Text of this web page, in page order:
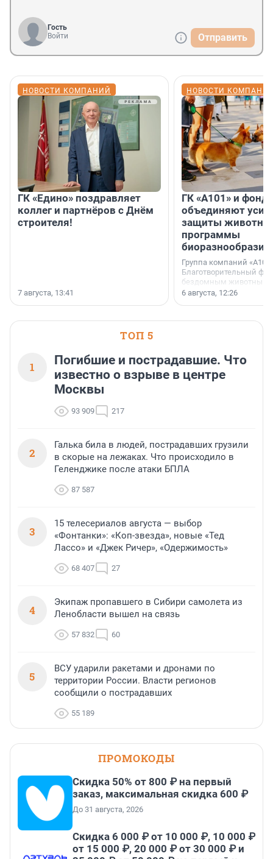
Гость
Войти
Отправить
НОВОСТИ КОМПАНИЙ
ГК «Едино» поздравляет
коллег и партнёров с Днём
строителя!
7 августа, 13:41
НОВОСТИ
ГК «А101» и фонд
объединяют
защиты
программы
биоразнообразия
Группа компаний
Благотворительный
бездомным животным
заключили соглашение
6 августа, 12:26
ТОП 5
1
Погибшие и пострадавшие. Что
известно о взрыве в центре
Москвы
93 909 217
2
Галька била в людей, пострадавших грузили
в скорые на лежаках. Что происходило в
Геленджике после атаки БПЛА
87 587
3
15 телесериалов августа — выбор
«Фонтанки»: «Коп-звезда», новые «Тед
Лассо» и «Джек Ричер», «Одержимость»
68 407 27
4
Экипаж пропавшего в Сибири самолета из
Ленобласти вышел на связь
57 832 60
5
ВСУ ударили ракетами и дронами по
территории России. Власти регионов
сообщили о пострадавших
55 189
ПРОМОКОДЫ
Скидка 50% от 800 ₽ на первый
заказ, максимальная скидка 600 ₽
До 31 августа, 2026
Скидка 6 000 ₽ от 10 000 ₽, 10 000 ₽
от 15 000 ₽, 20 000 ₽ от 30 000 ₽ и